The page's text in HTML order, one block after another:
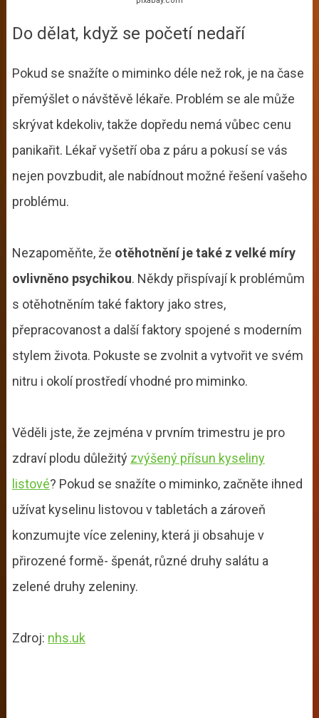
Do dělat, když se početí nedaří
Pokud se snažíte o miminko déle než rok, je na čase
přemýšlet o návštěvě lékaře. Problém se ale může
skrývat kdekoliv, takže dopředu nemá vůbec cenu
panikařit. Lékař vyšetří oba z páru a pokusí se vás
nejen povzbudit, ale nabídnout možné řešení vašeho
problému.
Nezapoměňte, že otěhotnění je také z velké míry
ovlivněno psychikou. Někdy přispívají k problémům
s otěhotněním také faktory jako stres,
přepracovanost a další faktory spojené s moderním
stylem života. Pokuste se zvolnit a vytvořit ve svém
nitru i okolí prostředí vhodné pro miminko.
Věděli jste, že zejména v prvním trimestru je pro
zdraví plodu důležitý zvýšený přísun kyseliny
listové? Pokud se snažíte o miminko, začněte ihned
užívat kyselinu listovou v tabletách a zároveň
konzumujte více zeleniny, která ji obsahuje v
přirozené formě- špenát, různé druhy salátu a
zelené druhy zeleniny.
Zdroj: nhs.uk